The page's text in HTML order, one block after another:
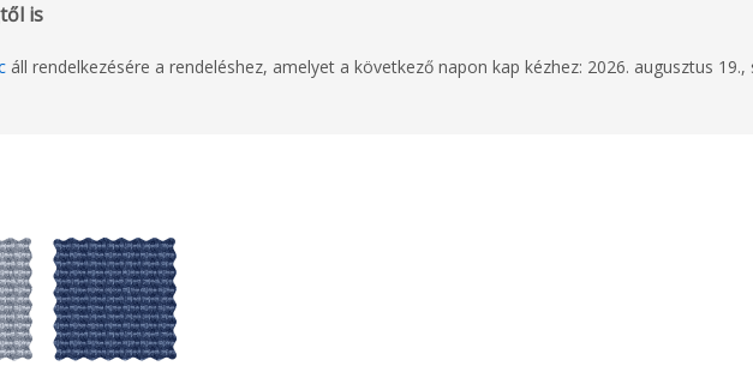
is
áll rendelkezésére a rendeléshez, amelyet a következő napon kap kézhez: 2026. augusztus 19.,